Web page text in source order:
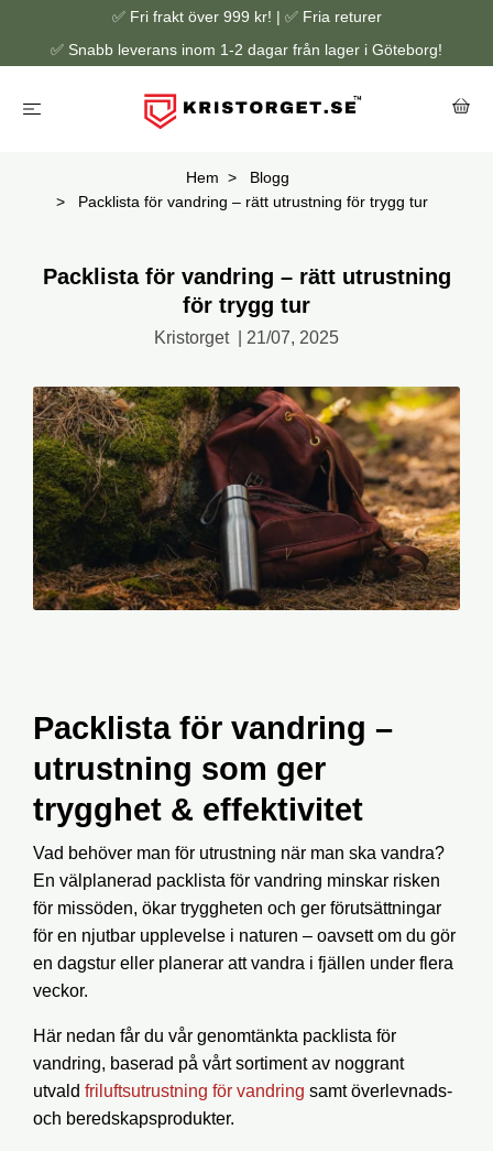
✅ Fri frakt över 999 kr! | ✅ Fria returer
✅ Snabb leverans inom 1-2 dagar från lager i Göteborg!
Hem
Blogg
Packlista för vandring – rätt utrustning för trygg tur
Packlista för vandring – rätt utrustning
för trygg tur
Kristorget 21/07, 2025
Packlista för vandring –
utrustning som ger
trygghet & effektivitet
Vad behöver man för utrustning när man ska vandra?
En välplanerad packlista för vandring minskar risken
för missöden, ökar tryggheten och ger förutsättningar
för en njutbar upplevelse i naturen – oavsett om du gör
en dagstur eller planerar attvandra i fjällen under flera
veckor.
Här nedan får du vår genomtänkta packlista för
vandring, baserad på vårt sortiment av noggrant
utvald friluftsutrustning för vandring samt överlevnads-
och beredskapsprodukter.